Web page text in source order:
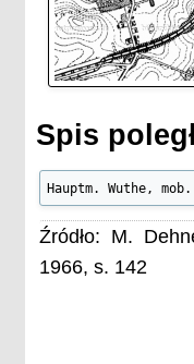
Spis
Hauptm. Wuthe,
Źródło: M.
1966, s. 142